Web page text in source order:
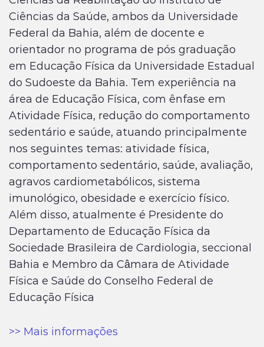
Ciências da Saúde, ambos da Universidade
Federal da Bahia, além de docente e
orientador no programa de pós graduação
em Educação Física da Universidade Estadual
do Sudoeste da Bahia. Tem experiência na
área de Educação Física, com ênfase em
Atividade Física, redução do comportamento
sedentário e saúde, atuando principalmente
nos seguintes temas: atividade física,
comportamento sedentário, saúde, avaliação,
agravos cardiometabólicos, sistema
imunológico, obesidade e exercício físico.
Além disso, atualmente é Presidente do
Departamento de Educação Física da
Sociedade Brasileira de Cardiologia, seccional
Bahia e Membro da Câmara de Atividade
Física e Saúde do Conselho Federal de
Educação Física
>> Mais informações